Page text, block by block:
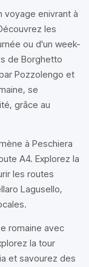
voyage enivrant à
les
ou d'un week-
de Borghetto
Pozzolengo et
se
grâce au
à Peschiera
A4. Explorez la
les routes
Lagusello,
romaine avec
la tour
et savourez des